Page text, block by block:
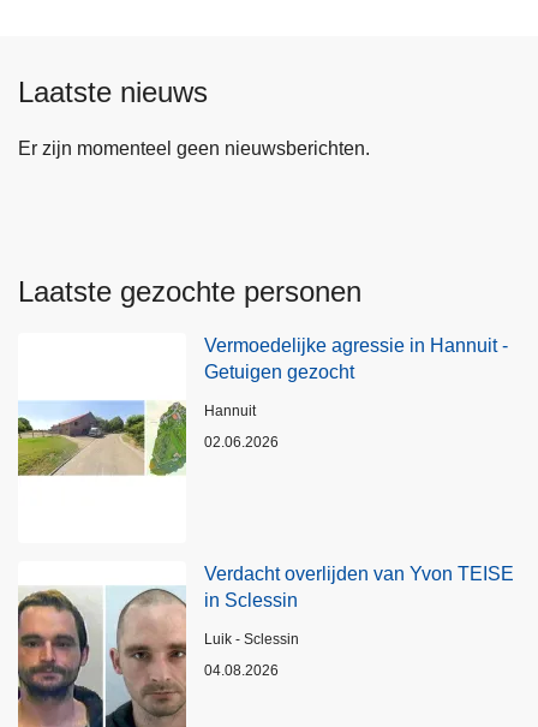
Laatste nieuws
Er zijn momenteel geen nieuwsberichten.
Laatste gezochte personen
Vermoedelijke agressie in Hannuit -
Getuigen gezocht
Plaats
Hannuit
02.06.2026
Verdacht overlijden van Yvon TEISE
in Sclessin
Plaats
Luik - Sclessin
04.08.2026